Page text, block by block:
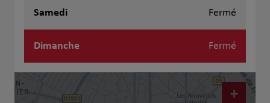
Samedi Fermé
Dimanche Fermé
+